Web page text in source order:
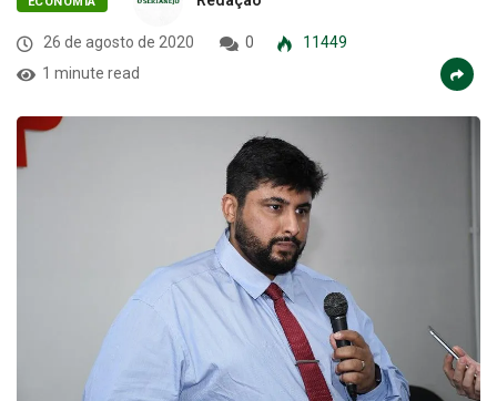
26 de agosto de 2020 0
11449
1 minute read